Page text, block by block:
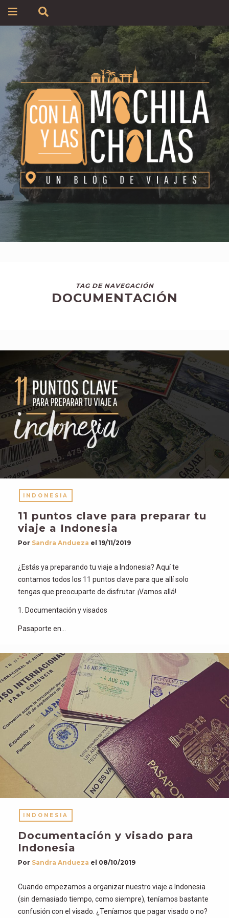
TAG DE NAVEGACIÓN
DOCUMENTACIÓN
INDONESIA
11 puntos clave para preparar tu
viaje a Indonesia
Por Sandra Andueza el 19/11/2019
¿Estás ya preparando tu viaje a Indonesia? Aquí te
contamos todos los 11 puntos clave para que allí solo
tengas que preocuparte de disfrutar. ¡Vamos allá!
1. Documentación y visados
Pasaporte en…
INDONESIA
Documentación y visado para
Indonesia
Por Sandra Andueza el 08/10/2019
Cuando empezamos a organizar nuestro viaje a Indonesia
(sin demasiado tiempo, como siempre), teníamos bastante
confusión con el visado. ¿Teníamos que pagar visado o no?